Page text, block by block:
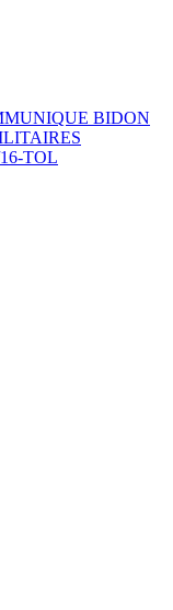
BIDON
TOL